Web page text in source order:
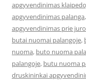
apgyvendinimas
apgyvendinimas palanga,
apgyvendinimas prie
butai nuomai palangoje,
nuoma, buto nuoma
palangoje, butu nuoma
druskininkai